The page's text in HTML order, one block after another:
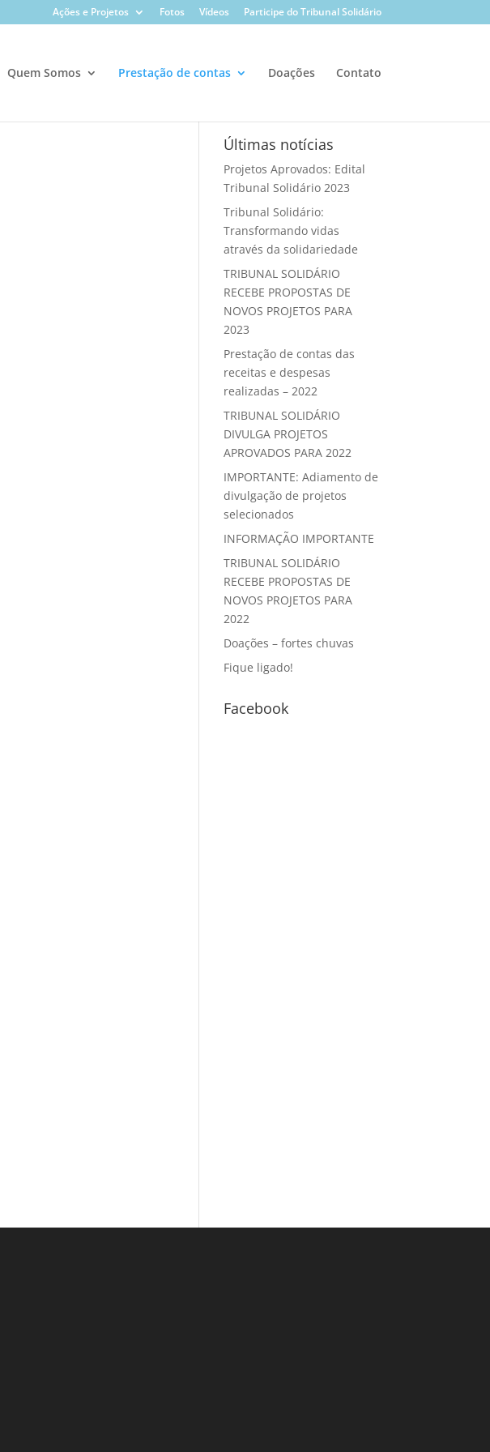
Ações e Projetos Fotos Vídeos Participe do Tribunal Solidário
Quem Somos Prestação de contas Doações Contato
Últimas notícias
Projetos Aprovados: Edital
Tribunal Solidário 2023
Tribunal Solidário:
Transformando vidas
através da solidariedade
TRIBUNAL SOLIDÁRIO
RECEBE PROPOSTAS DE
NOVOS PROJETOS PARA
2023
Prestação de contas das
receitas e despesas
realizadas – 2022
TRIBUNAL SOLIDÁRIO
DIVULGA PROJETOS
APROVADOS PARA 2022
IMPORTANTE: Adiamento de
divulgação de projetos
selecionados
INFORMAÇÃO IMPORTANTE
TRIBUNAL SOLIDÁRIO
RECEBE PROPOSTAS DE
NOVOS PROJETOS PARA
2022
Doações – fortes chuvas
Fique ligado!
Facebook